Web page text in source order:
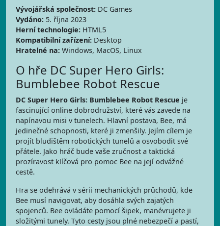
Vývojářská společnost: DC Games
Vydáno: 5. října 2023
Herní technologie: HTML5
Kompatibilní zařízení: Desktop
Hratelné na: Windows, MacOS, Linux
O hře DC Super Hero Girls:
Bumblebee Robot Rescue
DC Super Hero Girls: Bumblebee Robot Rescue je
fascinující online dobrodružství, které vás zavede na
napínavou misi v tunelech. Hlavní postava, Bee, má
jedinečné schopnosti, které ji zmenšily. Jejím cílem je
projít bludištěm robotických tunelů a osvobodit své
přátele. Jako hráč bude vaše zručnost a taktická
prozíravost klíčová pro pomoc Bee na její odvážné
cestě.
Hra se odehrává v sérii mechanických průchodů, kde
Bee musí navigovat, aby dosáhla svých zajatých
spojenců. Bee ovládáte pomocí šipek, manévrujete ji
složitými tunely. Tyto cesty jsou plné nebezpečí a pastí,